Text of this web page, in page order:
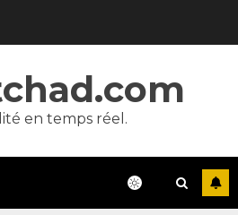
en temps réel.